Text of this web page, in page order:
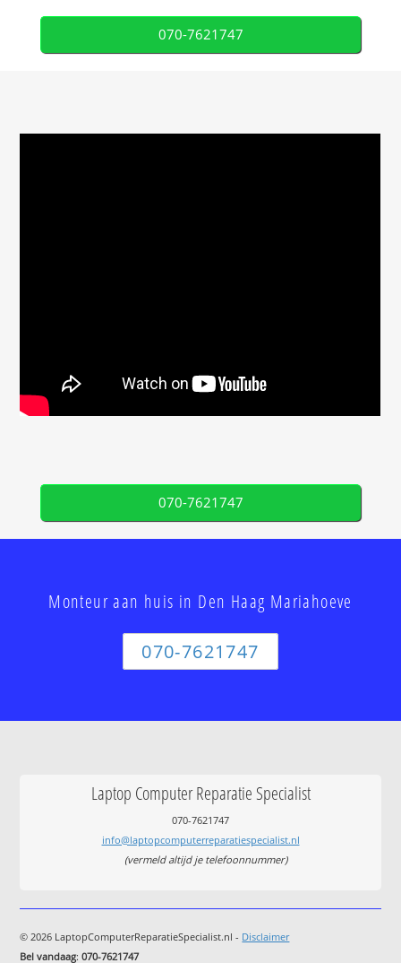
070-7621747
070-7621747
Monteur aan huis in Den Haag Mariahoeve
070-7621747
Laptop Computer Reparatie Specialist
070-7621747
info@laptopcomputerreparatiespecialist.nl
(vermeld altijd je telefoonnummer)
© 2026 LaptopComputerReparatieSpecialist.nl - Disclaimer
Bel vandaag:070-7621747